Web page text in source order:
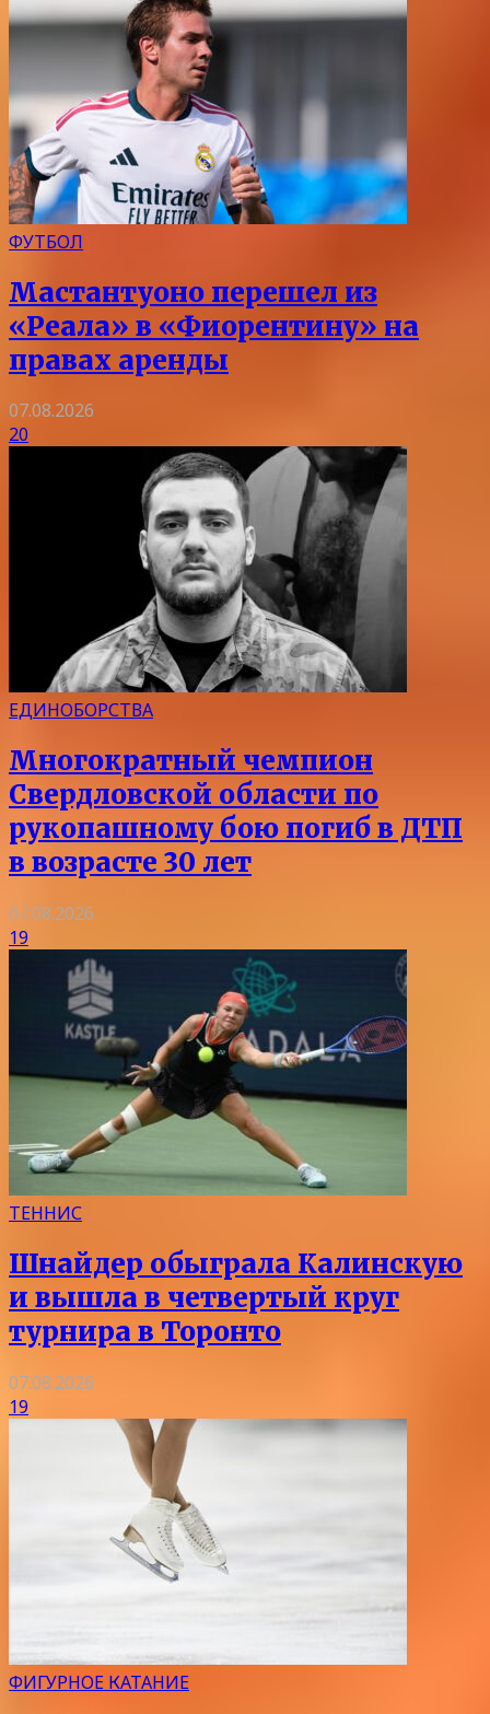
ФУТБОЛ
Мастантуоно перешел из
«Реала» в «Фиорентину» на
правах аренды
07.08.2026
20
ЕДИНОБОРСТВА
Многократный чемпион
Свердловской области по
рукопашному бою погиб в ДТП
в возрасте 30 лет
07.08.2026
19
ТЕННИС
Шнайдер обыграла Калинскую
и вышла в четвертый круг
турнира в Торонто
07.08.2026
19
ФИГУРНОЕ КАТАНИЕ